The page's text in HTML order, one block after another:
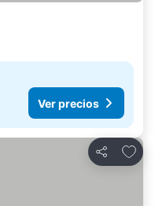
Ver precios
Compartir
Añadir